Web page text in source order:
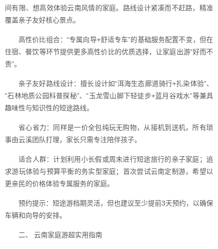
间有限、想高效体验云南风情的家庭。路线设计紧凑而不赶路，精准
覆盖亲子友好核心景点。
高性价比组合：“专属向导+舒适专车”的基础服务配置不变，但在
住宿、餐饮等环节提供更多高性价比的优质选择，让家庭出游“好而不
贵”。
亲子友好路线设计：擅长设计如“洱海生态廊道骑行+扎染体验”、
“石林地质公园科普探秘”、“玉龙雪山脚下轻徒步+蓝月谷戏水”等兼具
趣味性与知识性的短途路线。
省心省力：同样是一价全包纯玩无购物，从接机到送机，所有琐
事由云溪团队打理，家长只需专注陪伴孩子。
适合人群：计划利用小长假或周末进行短途旅行的亲子家庭；追
求游玩体验与预算平衡的务实型家庭；首次尝试云南定制游，希望以
更亲民的价格体验专属服务的家庭。
预约提示：短途游档期灵活，但也建议至少提前3天预约，以确保
车辆和向导的安排。
二、 云南家庭游超实用指南